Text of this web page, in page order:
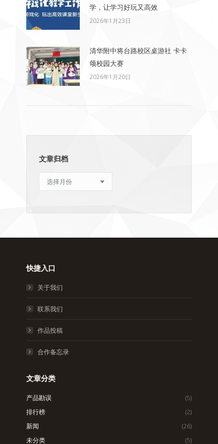
学，让学习好玩又高效
2026年1月23日
清华附中将台路校区桌游社 卡卡
颂校园大赛
2026年1月20日
文章归档
章
档
快捷入口
关于我们
联系我们
作品投稿
合作备忘录
文章分类
产品勘误
(5)
排行榜
(2)
新闻
(26)
未分类
(5)